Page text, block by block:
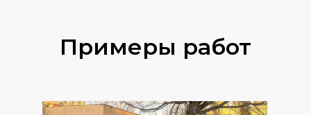
Примеры работ